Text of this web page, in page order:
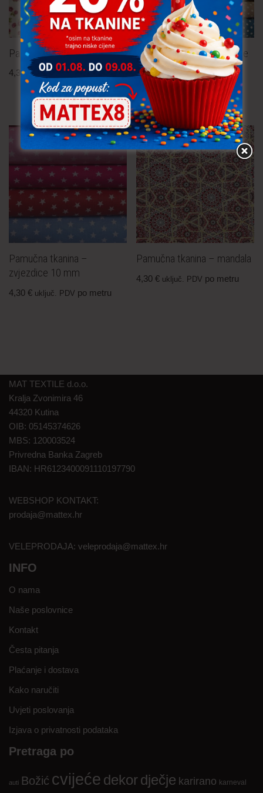
Pamučna tkanina – roses
4,30 € uključ. PDV po metru
Pamučna tkanina – točkice
6 mm
4,30 € uključ. PDV po metru
Pamučna tkanina –
zvjezdice 10 mm
4,30 € uključ. PDV po metru
Pamučna tkanina – mandala
4,30€ uključ. PDV po metru
MAT TEXTILE d.o.o.
Kralja Zvonimira 46
44320 Kutina
OIB: 05145374626
MBS: 120003524
Privredna Banka Zagreb
IBAN: HR6123400091110197790
WEBSHOP KONTAKT:
prodaja@mattex.hr
VELEPRODAJA: veleprodaja@mattex.hr
INFO
O nama
Naše poslovnice
Kontakt
Česta pitanja
Plaćanje i dostava
Kako naručiti
Uvjeti poslovanja
Izjava o privatnosti podataka
Pretraga po
auti Božić cvijeće dekordječje karirano karneval